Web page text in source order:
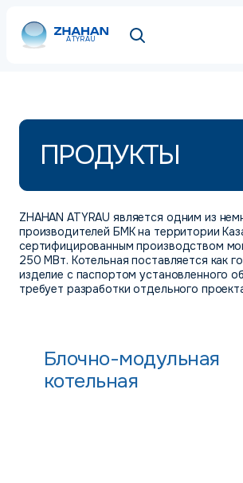
ATYRAU
ПРОДУКТЫ
ZHAHAN ATYRAU является одним из
производителей БМК на территории
сертифицированным производством
250 МВт. Котельная поставляется как
изделие с паспортом установленного
требует разработки отдельного
Блочно-модульная
котельная